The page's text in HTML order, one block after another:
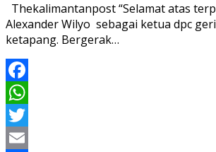
Thekalimantanpost “Selamat atas
Alexander Wilyo sebagai ketua dpc
ketapang. Bergerak…
Facebook
WhatsApp
Twitter